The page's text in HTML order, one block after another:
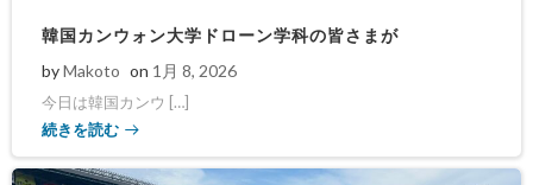
韓国カンウォン大学ドローン学科の皆さまが
byMakoto on 1月 8, 2026
今日は韓国カンウ […]
続きを読む